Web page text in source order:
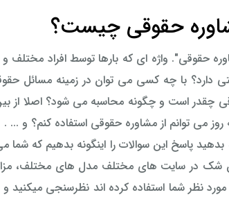
حقوقی چیست؟
حقوقی". واژه ای که بارها توسط افراد مختلف
دارد؟ با چه کسی می توان در زمینه مسائل
چقدر است و چگونه محاسبه می شود؟ اصلا از
روز می توانم از مشاوره حقوقی استفاده کنم؟ و ... .
بدهید پاسخ این سوالات را اینگونه بدهیم که
شک در سایت های مختلف مدل های مختلف، مزایا
نظر شما استفاده کرده اند نظرسنجی میکنید